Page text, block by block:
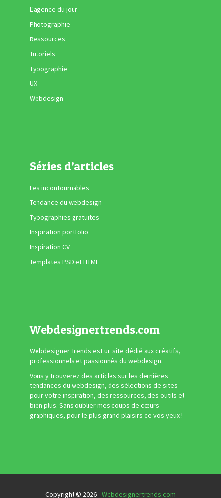
L'agence du jour
Photographie
Ressources
Tutoriels
Typographie
UX
Webdesign
Séries d’articles
Les incontournables
Tendance du webdesign
Typographies gratuites
Inspiration portfolio
Inspiration CV
Templates PSD et HTML
Webdesignertrends.com
Webdesigner Trends est un site dédié aux créatifs,
professionnels et passionnés du webdesign.
Vous y trouverez des articles sur les dernières
tendances du webdesign, des sélections de sites
pour votre inspiration, des ressources, des outils et
bien plus. Sans oublier mes coups de cœurs
graphiques, pour le plus grand plaisirs de vos yeux !
Copyright © 2026 -Webdesignertrends.com